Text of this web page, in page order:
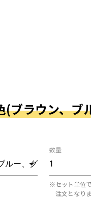
ブラウン、ブ
数量
※セット単位
注文となり